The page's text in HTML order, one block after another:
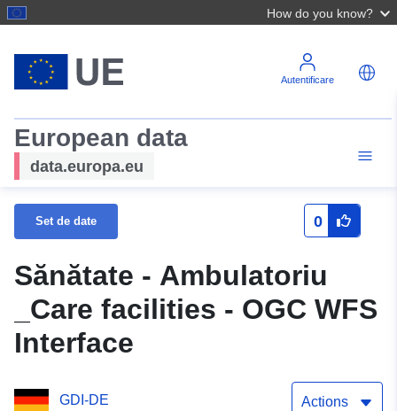
How do you know?
Autentificare
European data
data.europa.eu
Set de date 0
Sănătate - Ambulatoriu
_Care facilities - OGC WFS
Interface
GDI-DE Actions